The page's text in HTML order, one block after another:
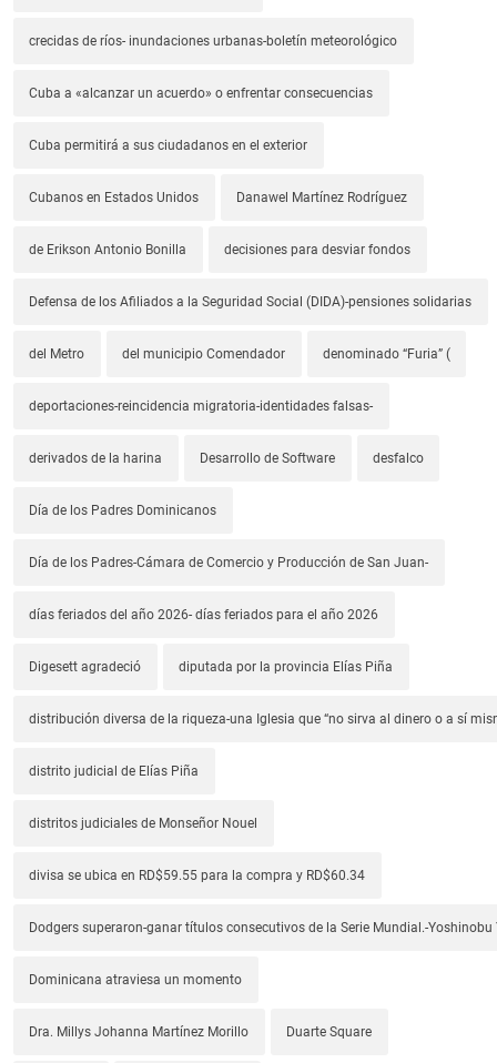
crecidas de ríos- inundaciones urbanas-boletín meteorológico
Cuba a «alcanzar un acuerdo» o enfrentar consecuencias
Cuba permitirá a sus ciudadanos en el exterior
Cubanos en Estados Unidos Danawel Martínez Rodríguez
de Erikson Antonio Bonilla decisiones para desviar fondos
Defensa de los Afiliados a la Seguridad Social (DIDA)-pensiones solidarias
del Metro del municipio Comendador denominado “Furia” (
deportaciones-reincidencia migratoria-identidades falsas-
derivados de la harina Desarrollo de Software desfalco
Día de los Padres Dominicanos
Día de los Padres-Cámara de Comercio y Producción de San Juan-
días feriados del año 2026- días feriados para el año 2026
Digesett agradeció diputada por la provincia Elías Piña
distribución diversa de la riqueza-una Iglesia que “no sirva al dinero o a sí
distrito judicial de Elías Piña
distritos judiciales de Monseñor Nouel
divisa se ubica en RD$59.55 para la compra y RD$60.34
Dodgers superaron-ganar títulos consecutivos de la Serie Mundial.-
Dominicana atraviesa un momento
Dra. Millys Johanna Martínez Morillo Duarte Square